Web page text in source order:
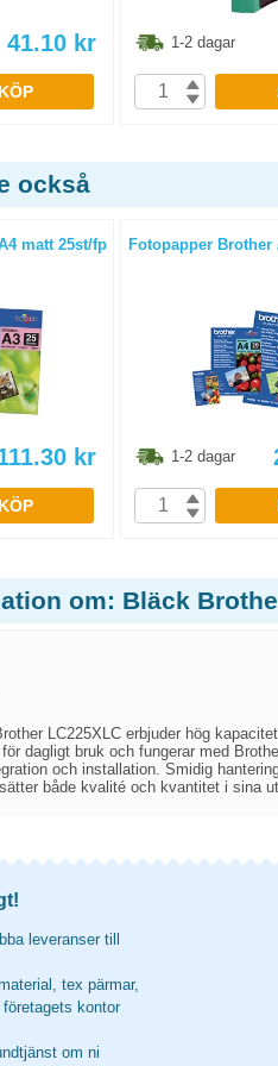
41.10 kr
KÖP
1-2 dagar
också
matt 25st/fp
kr
KÖP
Fotopapper Brother
1-2 dagar
om: Bläck
LC225XLC erbjuder hög
dagligt bruk och fungerar med
och installation. Smidig
både kvalité och kvantitet i sina
leveranser till
tex pärmar,
kontor
om ni